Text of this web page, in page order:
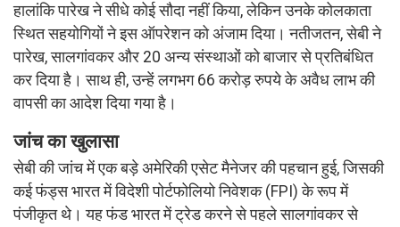
हालांकि पारेख ने सीधे कोई सौदा नहीं किया, लेकिन उनके कोलकाता
स्थित सहयोगियों ने इस ऑपरेशन को अंजाम दिया। नतीजतन, सेबी ने
पारेख, सालगांवकर और 20 अन्य संस्थाओं को बाजार से प्रतिबंधित
कर दिया है। साथ ही, उन्हें लगभग 66 करोड़ रुपये के अवैध लाभ की
वापसी का आदेश दिया गया है।
जांच का खुलासा
सेबी की जांच में एक बड़े अमेरिकी एसेट मैनेजर की पहचान हुई, जिसकी
कई फंड्स भारत में विदेशी पोर्टफोलियो निवेशक (FPI) के रूप में
पंजीकृत थे। यह फंड भारत में ट्रेड करने से पहले सालगांवकर से